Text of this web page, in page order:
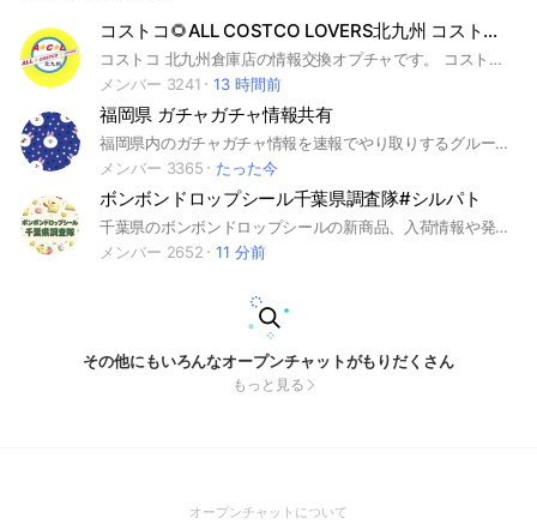
コストコ🌻ALL COSTCO LOVERS北九州 コストコ情報満載❤
コストコ 北九州倉庫店の情報交換オプチャです。 コストコのあれこれ、㊙️情報まで盛りだくさん😆
メンバー 3241
13 時間前
福岡県 ガチャガチャ情報共有
福岡県内のガチャガチャ情報を速報でやり取りするグループです。 #ガチャガチャ #ガチャ #ガシャ #カプセルトイ
メンバー 3365
たった今
ボンボンドロップシール千葉県調査隊#シルパト
千葉県のボンボンドロップシールの新商品、入荷情報や発見情報などをみんなで調査するオプチャ #シル活 #ボンドロ
メンバー 2652
11 分前
その他にもいろんなオープンチャットがもりだくさん
もっと見る
オープンチャットについて